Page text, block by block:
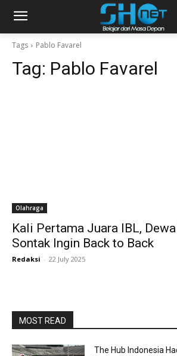
Tags Pablo Favarel
Tag: Pablo Favarel
Olahraga
Kali Pertama Juara IBL,
Sontak Ingin Back to Back
Redaksi - 22 July 2025
MOST READ
The Hub Indonesia